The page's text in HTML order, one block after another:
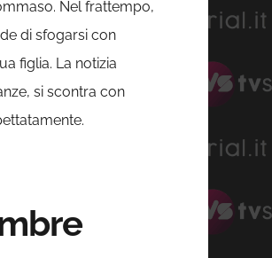
Nel frattempo,
di sfogarsi con
figlia. La notizia
si scontra con